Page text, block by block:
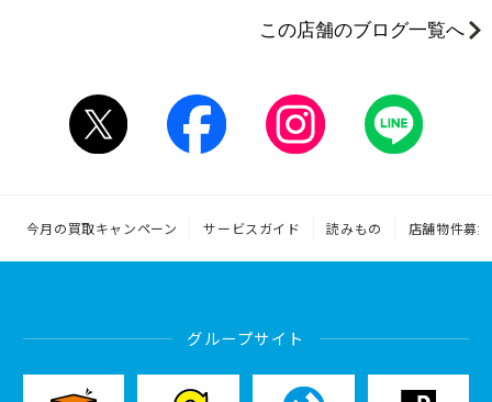
この店舗のブログ一覧へ
今月の買取キャンペーン サービスガイド 読みもの 店舗物件募集
グループサイト